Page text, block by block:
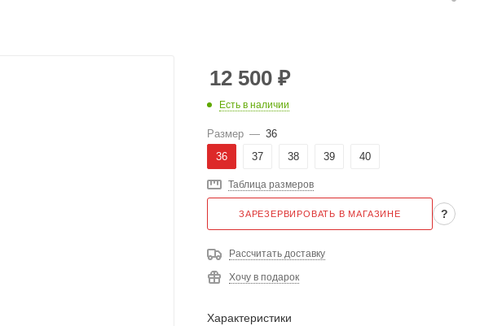
12 500 ₽
Есть в наличии
Размер — 36
36
37 38 39 40
Таблица размеров
ЗАРЕЗЕРВИРОВАТЬ В МАГАЗИНЕ ?
Рассчитать доставку
Хочу в подарок
Характеристики